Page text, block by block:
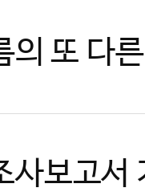
또 다
사보고서